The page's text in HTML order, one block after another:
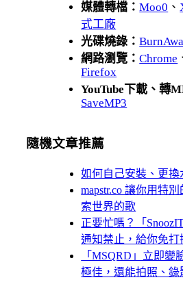
媒體轉檔：Moo0 、
式工廠
光碟燒錄：
網路瀏覽：Chrome
Firefox
YouTube下載、轉
SaveMP3
隨機文章推薦
如何自己安裝、更換
mapstr.co 讓你用特
索世界的歌
正要忙嗎？「
通知禁止，給你免打
「MSQRD」立即變
極佳，還能拍照、錄